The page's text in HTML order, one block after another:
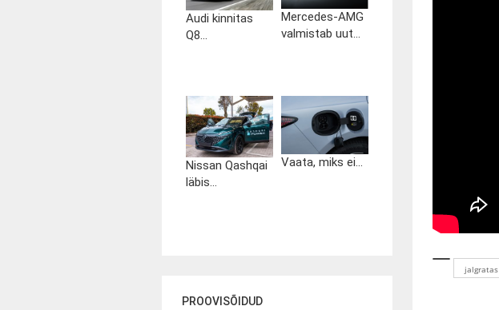
Audi kinnitas
Q8...
Mercedes-AMG
valmistab uut...
Nissan Qashqai
läbis...
Vaata, miks ei...
PROOVISÕIDUD
jalgratas